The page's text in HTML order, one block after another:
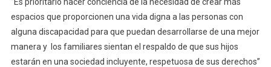
espacios que proporcionen una vida digna a las personas con
alguna discapacidad para que puedan desarrollarse de una mejor
manera y los familiares sientan el respaldo de que sus hijos
estarán en una sociedad incluyente, respetuosa de sus derechos”